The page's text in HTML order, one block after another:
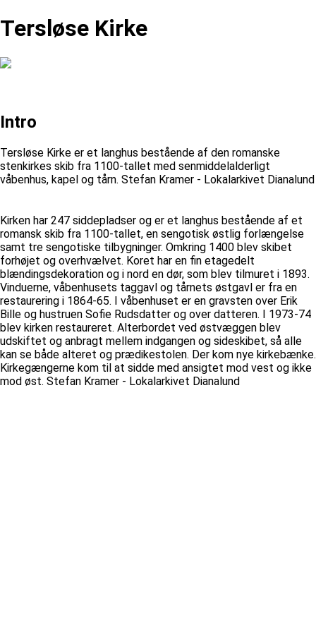
Tersløse Kirke
Intro
Tersløse Kirke er et langhus bestående af den romanske
stenkirkes skib fra 1100-tallet med senmiddelalderligt
våbenhus, kapel og tårn. Stefan Kramer - Lokalarkivet Dianalund
Kirken har 247 siddepladser og er et langhus bestående af et
romansk skib fra 1100-tallet, en sengotisk østlig forlængelse
samt tre sengotiske tilbygninger. Omkring 1400 blev skibet
forhøjet og overhvælvet. Koret har en fin etagedelt
blændingsdekoration og i nord en dør, som blev tilmuret i 1893.
Vinduerne, våbenhusets taggavl og tårnets østgavl er fra en
restaurering i 1864-65. I våbenhuset er en gravsten over Erik
Bille og hustruen Sofie Rudsdatter og over datteren. I 1973-74
blev kirken restaureret. Alterbordet ved østvæggen blev
udskiftet og anbragt mellem indgangen og sideskibet, så alle
kan se både alteret og prædikestolen. Der kom nye kirkebænke.
Kirkegængerne kom til at sidde med ansigtet mod vest og ikke
mod øst. Stefan Kramer - Lokalarkivet Dianalund